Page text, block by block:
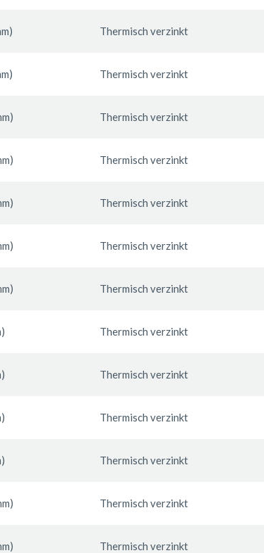
Thermisch verzinkt
Thermisch verzinkt
Thermisch verzinkt
Thermisch verzinkt
Thermisch verzinkt
Thermisch verzinkt
Thermisch verzinkt
Thermisch verzinkt
Thermisch verzinkt
Thermisch verzinkt
Thermisch verzinkt
Thermisch verzinkt
Thermisch verzinkt